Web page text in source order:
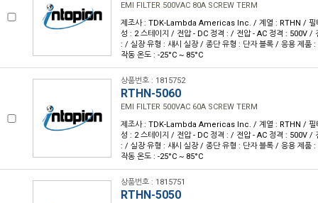
EMI FILTER 500VAC 80A SCREW TERM
제조사 : TDK-Lambda Americas Inc. / 계열 : RTHN / 필
성 : 2 스테이지 / 전압 - DC 정격 : / 전압 - AC 정격 : 500V /
: / 실장 유형 : 섀시 실장 / 종단 유형 : 단자 블록 / 응용 제품
작동 온도 : -25°C ~ 85°C
상품번호 : 1815752
RTHN-5060
EMI FILTER 500VAC 60A SCREW TERM
제조사 : TDK-Lambda Americas Inc. / 계열 : RTHN / 필
성 : 2 스테이지 / 전압 - DC 정격 : / 전압 - AC 정격 : 500V /
: / 실장 유형 : 섀시 실장 / 종단 유형 : 단자 블록 / 응용 제품
작동 온도 : -25°C ~ 85°C
상품번호 : 1815751
RTHN-5050